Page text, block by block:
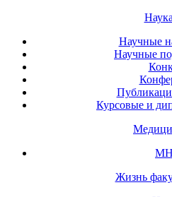
Наука
Научные
Научные
Курсовые и
Жизнь